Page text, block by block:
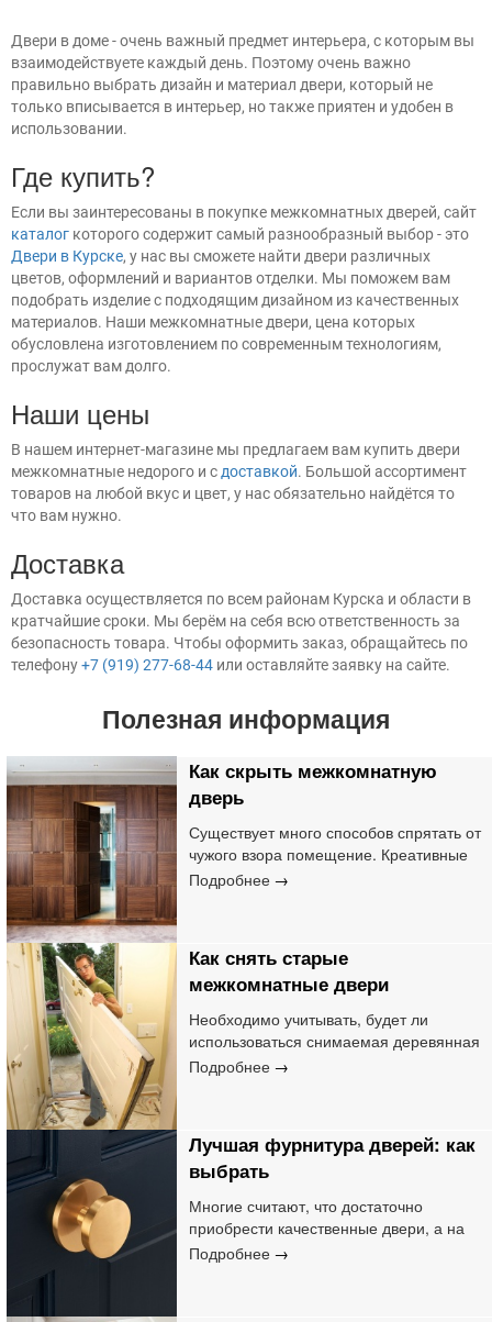
Двери в доме - очень важный предмет интерьера, с которым вы
взаимодействуете каждый день. Поэтому очень важно
правильно выбрать дизайн и материал двери, который не
только вписывается в интерьер, но также приятен и удобен в
использовании.
Где купить?
Если вы заинтересованы в покупке межкомнатных дверей, сайт
каталог которого содержит самый разнообразный выбор - это
Двери в Курске, у нас вы сможете найти двери различных
цветов, оформлений и вариантов отделки. Мы поможем вам
подобрать изделие с подходящим дизайном из качественных
материалов. Наши межкомнатные двери, цена которых
обусловлена изготовлением по современным технологиям,
прослужат вам долго.
Наши цены
В нашем интернет-магазине мы предлагаем вам купить двери
межкомнатные недорого и сдоставкой. Большой ассортимент
товаров на любой вкус и цвет, у нас обязательно найдётся то
что вам нужно.
Доставка
Доставка осуществляется по всем районам Курска и области в
кратчайшие сроки. Мы берём на себя всю ответственность за
безопасность товара. Чтобы оформить заказ, обращайтесь по
телефону+7 (919) 277-68-44 или оставляйте заявку на сайте.
Полезная информация
Как скрыть межкомнатную
дверь
Существует много способов спрятать от
чужого взора помещение. Креативные
идеи подразумевают, что вход в комнату
Подробнее
Как снять старые
межкомнатные двери
Необходимо учитывать, будет ли
использоваться снимаемая деревянная
конструкция в дальнейшем или она
Подробнее
Лучшая фурнитура дверей: как
выбрать
Многие считают, что достаточно
приобрести качественные двери, а на
фурнитуре сэкономить. Лучшая
Подробнее